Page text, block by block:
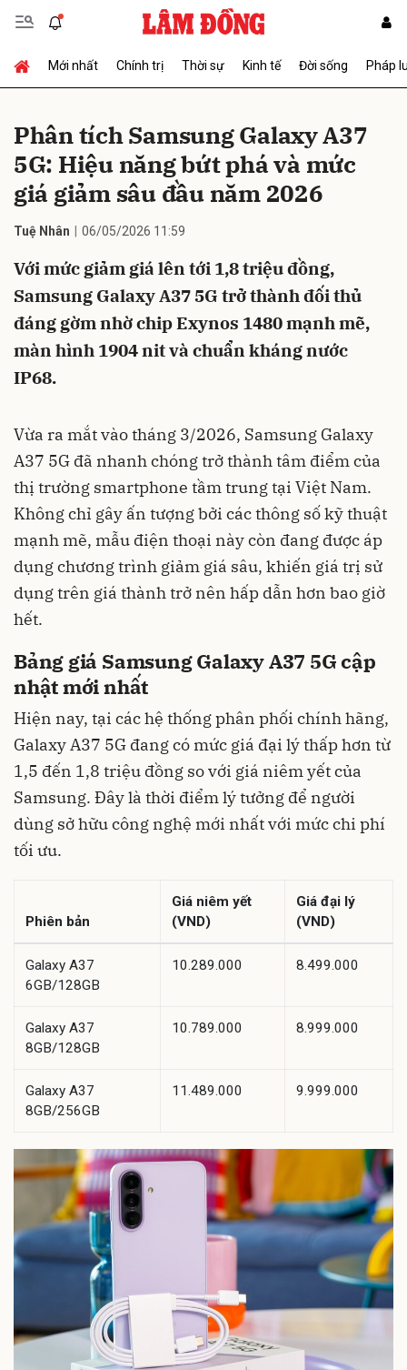
Mới nhất Chính trị Thời sự Kinh tế Đời sống Pháp
Phân tích Samsung Galaxy A37
5G: Hiệu năng bứt phá và mức
giá giảm sâu đầu năm 2026
Tuệ Nhân 06/05/2026 11:59
Với mức giảm giá lên tới 1,8 triệu đồng,
Samsung Galaxy A37 5G trở thành đối thủ
đáng gờm nhờ chip Exynos 1480 mạnh mẽ,
màn hình 1904 nit và chuẩn kháng nước
IP68.
Vừa ra mắt vào tháng 3/2026, Samsung Galaxy
A37 5G đã nhanh chóng trở thành tâm điểm của
thị trường smartphone tầm trung tại Việt Nam.
Không chỉ gây ấn tượng bởi các thông số kỹ thuật
mạnh mẽ, mẫu điện thoại này còn đang được áp
dụng chương trình giảm giá sâu, khiến giá trị sử
dụng trên giá thành trở nên hấp dẫn hơn bao giờ
hết.
Bảng giá Samsung Galaxy A37 5G cập
nhật mới nhất
Hiện nay, tại các hệ thống phân phối chính hãng,
Galaxy A37 5G đang có mức giá đại lý thấp hơn từ
1,5 đến 1,8 triệu đồng so với giá niêm yết của
Samsung. Đây là thời điểm lý tưởng để người
dùng sở hữu công nghệ mới nhất với mức chi phí
tối ưu.
Phiên bản
Giá niêm yết
(VND)
Giá đại lý
(VND)
Galaxy A37
6GB/128GB
10.289.000 8.499.000
Galaxy A37
8GB/128GB
10.789.000 8.999.000
Galaxy A37
8GB/256GB
11.489.000 9.999.000
Gửi bình luận
Hủy